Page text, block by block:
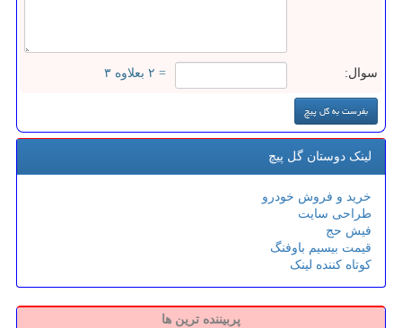
سوال: = ۲ بعلاوه ۳
لینک دوستان گل پیچ
خرید و فروش خودرو
طراحی سایت
فیش حج
قیمت بیسیم باوفنگ
کوتاه کننده لینک
پربیننده ترین ها